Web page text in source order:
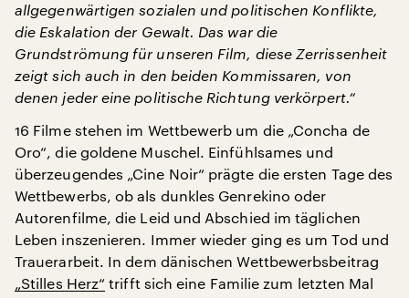
allgegenwärtigen sozialen und politischen Konflikte,
die Eskalation der Gewalt. Das war die
Grundströmung für unseren Film, diese Zerrissenheit
zeigt sich auch in den beiden Kommissaren, von
denen jeder eine politische Richtung verkörpert.“
16 Filme stehen im Wettbewerb um die „Concha de
Oro“, die goldene Muschel. Einfühlsames und
überzeugendes „Cine Noir“ prägte die ersten Tage des
Wettbewerbs, ob als dunkles Genrekino oder
Autorenfilme, die Leid und Abschied im täglichen
Leben inszenieren. Immer wieder ging es um Tod und
Trauerarbeit. In dem dänischen Wettbewerbsbeitrag
„Stilles Herz“ trifft sich eine Familie zum letzten Mal